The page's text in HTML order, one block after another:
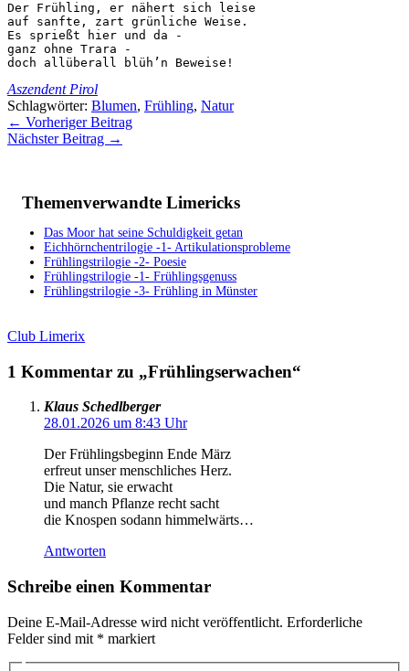
Der Frühling, er nähert sich leise
auf sanfte, zart grünliche Weise.
Es sprießt hier und da -
ganz ohne Trara -
doch allüberall blüh’n Beweise!
Aszendent Pirol
Schlagwörter: Blumen, Frühling, Natur
← Vorheriger Beitrag
Nächster Beitrag →
Themenverwandte Limericks
Das Moor hat seine Schuldigkeit getan
Eichhörnchentrilogie -1- Artikulationsprobleme
Frühlingstrilogie -2- Poesie
Frühlingstrilogie -1- Frühlingsgenuss
Frühlingstrilogie -3- Frühling in Münster
Club Limerix
1 Kommentar zu „Frühlingserwachen“
Klaus Schedlberger
28.01.2026 um 8:43 Uhr
Der Frühlingsbeginn Ende März
erfreut unser menschliches Herz.
Die Natur, sie erwacht
und manch Pflanze recht sacht
die Knospen sodann himmelwärts…
Antworten
Schreibe einen Kommentar
Deine E-Mail-Adresse wird nicht veröffentlicht. Erforderliche
Felder sind mit * markiert